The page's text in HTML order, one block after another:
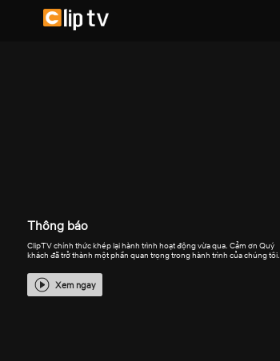
Thông báo
ClipTV chính thức khép lại hành trình hoạt động vừa qua. Cảm ơn Quý
khách đã trở thành một phần quan trọng trong hành trình của chúng tôi.
Xem ngay